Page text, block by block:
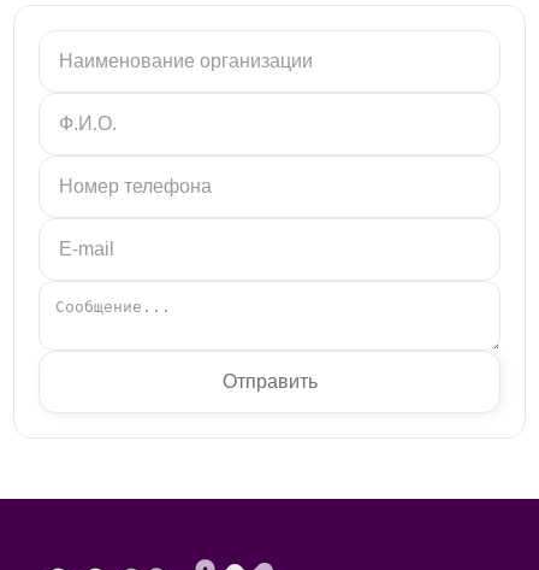
Отправить